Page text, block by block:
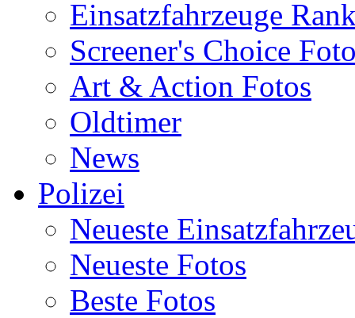
Einsatzfahrzeuge
Screener's Choice
Art & Action Fotos
Oldtimer
News
Polizei
Neueste
Neueste Fotos
Beste Fotos